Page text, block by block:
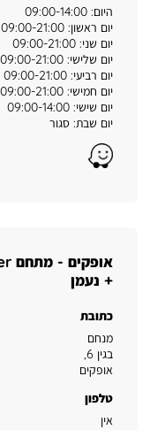
היום: 09:00-14:00
יום ראשון: 09:00-21:00
יום שני: 09:00-21:00
יום שלישי: 09:00-21:00
יום רביעי: 09:00-21:00
יום חמישי: 09:00-21:00
יום שישי: 09:00-14:00
יום שבת: סגור
Waze
+ נעמן
כתובת
מנחם
בגין 6
,
אופקים
טלפון
אין